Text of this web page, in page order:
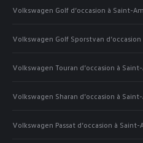
Volkswagen Golf d’occasion à Saint-
Volkswagen Golf Sporstvan
Volkswagen Touran d’occasion à
Volkswagen Sharan d’occasion à
Volkswagen Passat d’occasion à Saint-